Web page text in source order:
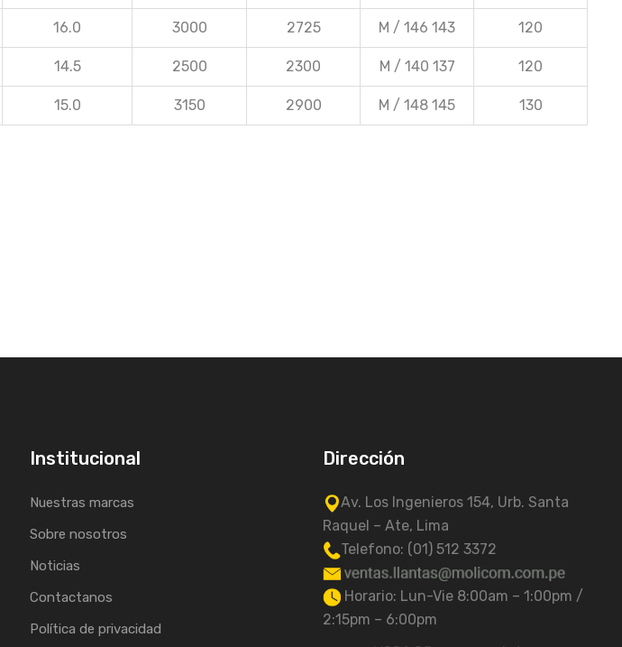
16.0 3000 2725 M / 146 143 120
14.5 2500 2300 M / 140 137 120
15.0 3150 2900 M / 148 145 130
Institucional
Nuestras marcas
Sobre nosotros
Noticias
Contactanos
Política de privacidad
Dirección
Av. Los Ingenieros 154, Urb. Santa
Raquel – Ate, Lima
Telefono: (01) 512 3372
Horario: Lun-Vie 8:00am – 1:00pm /
2:15pm – 6:00pm